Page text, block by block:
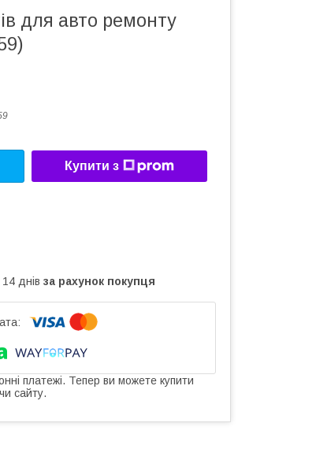
для авто ремонту
Купити з
днів за рахунок покупця
платежі. Тепер ви можете купити
сайту.